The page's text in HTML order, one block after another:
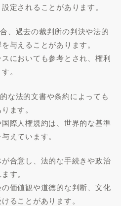
定されることがあります。
、過去の裁判所の判決や法的
与えることがあります。
においても参考とされ、権利
。
な法的文書や条約によっても
ます。
際人権規約は、世界的な基準
えています。
合意し、法的な手続きや政治
す。
価値観や道徳的な判断、文化
ることがあります。